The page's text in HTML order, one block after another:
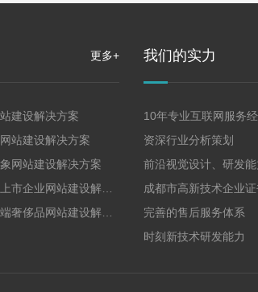
更多+
建设解决方案
站建设解决方案
网站建设解决方案
集团、上市企业网站建设解决方案
珠宝高端奢侈品网站建设解决方案
我们的实力
10年专业互联网服务
资深行业分析策划
前沿视觉设计、研发能
成都市高新技术企业证
完善的售后服务体系
时刻新技术研发能力